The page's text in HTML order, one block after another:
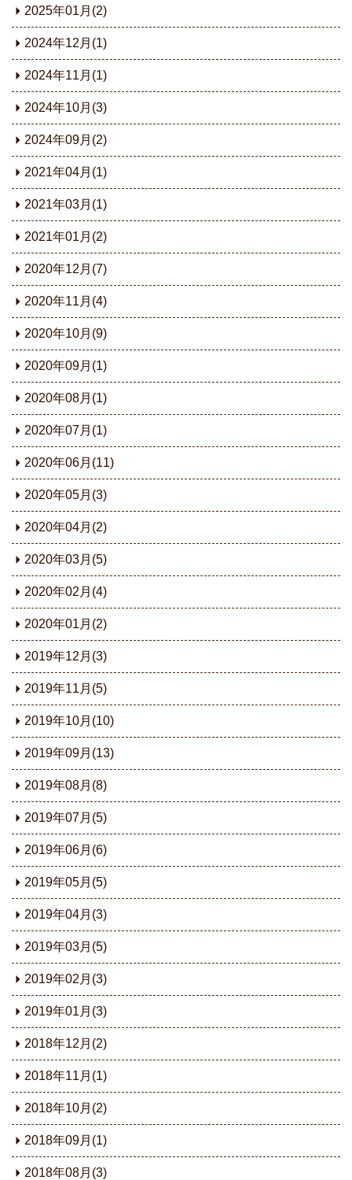
2025年01月(2)
2024年12月(1)
2024年11月(1)
2024年10月(3)
2024年09月(2)
2021年04月(1)
2021年03月(1)
2021年01月(2)
2020年12月(7)
2020年11月(4)
2020年10月(9)
2020年09月(1)
2020年08月(1)
2020年07月(1)
2020年06月(11)
2020年05月(3)
2020年04月(2)
2020年03月(5)
2020年02月(4)
2020年01月(2)
2019年12月(3)
2019年11月(5)
2019年10月(10)
2019年09月(13)
2019年08月(8)
2019年07月(5)
2019年06月(6)
2019年05月(5)
2019年04月(3)
2019年03月(5)
2019年02月(3)
2019年01月(3)
2018年12月(2)
2018年11月(1)
2018年10月(2)
2018年09月(1)
2018年08月(3)